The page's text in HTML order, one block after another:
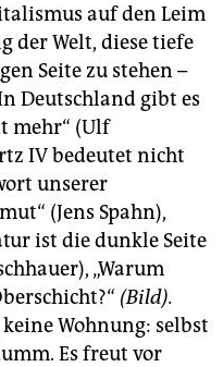
auf den Leim
der Welt, diese tiefe
Seite zu stehen –
Deutschland gibt es
mehr“ (Ulf
IV bedeutet nicht
unserer
(Jens Spahn),
ist die dunkle Seite
„Warum
(Bild).
Wohnung: selbst
Es freut vor